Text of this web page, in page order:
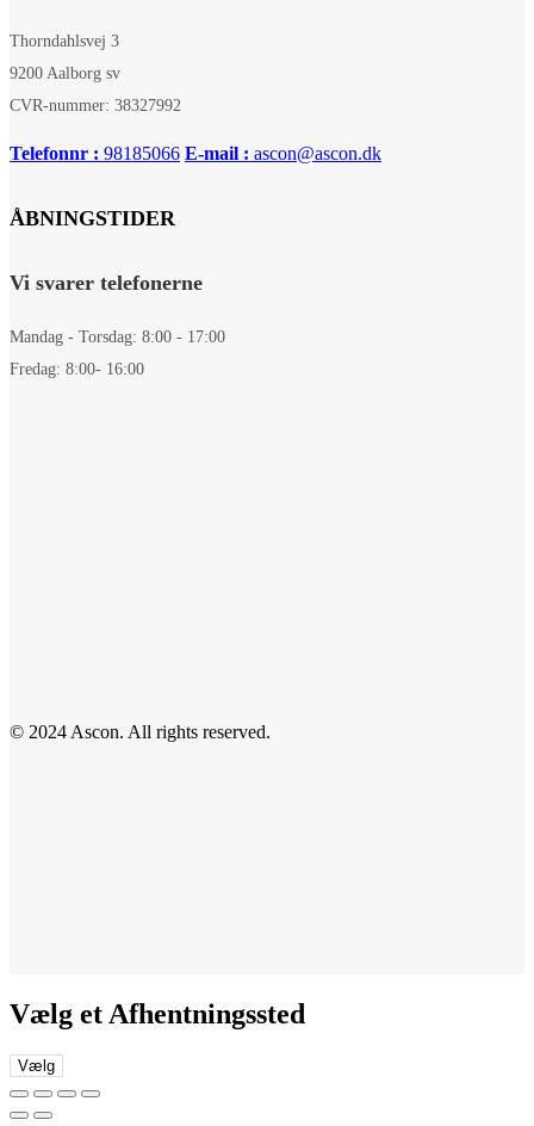
Thorndahlsvej 3
9200 Aalborg sv
CVR-nummer: 38327992
Telefonnr : 98185066 E-mail : ascon@ascon.dk
ÅBNINGSTIDER
Vi svarer telefonerne
Mandag - Torsdag: 8:00 - 17:00
Fredag: 8:00- 16:00
© 2024 Ascon. All rights reserved.
Vælg et Afhentningssted
Vælg